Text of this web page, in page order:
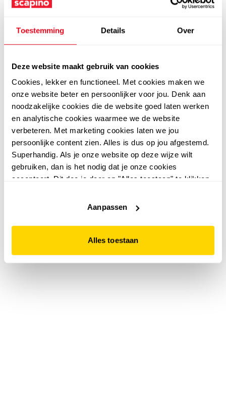
Toestemming Details Over
Deze website maakt gebruik van cookies
Cookies, lekker en functioneel. Met cookies maken we
onze website beter en persoonlijker voor jou. Denk aan
noodzakelijke cookies die de website goed laten werken
en analytische cookies waarmee we de website
verbeteren. Met marketing cookies laten we jou
persoonlijke content zien. Alles is dus op jou afgestemd.
Superhandig. Als je onze website op deze wijze wilt
gebruiken, dan is het nodig dat je onze cookies
accepteert. Dit doe je door op "Alles toestaan" te klikken.
website niet optimaal functioneert.
Aanpassen
Alles toestaan